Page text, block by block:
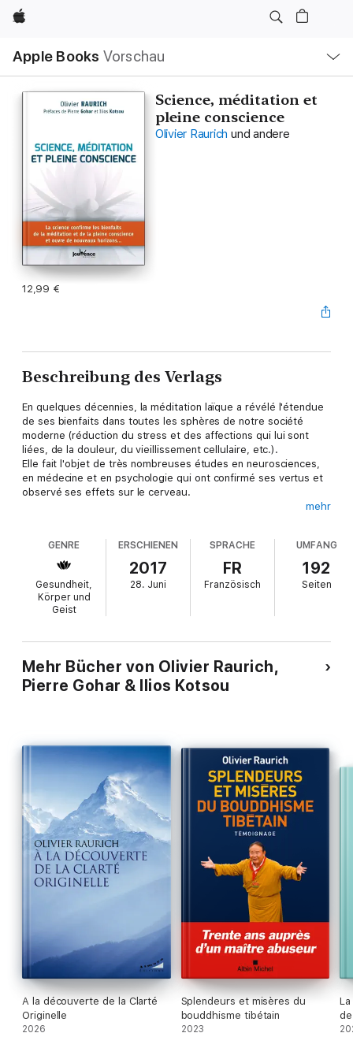
Apple
Apple Books Vorschau
Navigation
Menü
öffnen
Science, méditation et
pleine conscience
Olivier Raurich und andere
12,99 €
Beschreibung des Verlags
En quelques décennies, la méditation laïque a révélé l'étendue
de ses bienfaits dans toutes les sphères de notre société
moderne (réduction du stress et des affections qui lui sont
liées, de la douleur, du vieillissement cellulaire, etc.).
Elle fait l'objet de très nombreuses études en neurosciences,
en médecine et en psychologie qui ont confirmé ses vertus et
observé ses effets sur le cerveau.
nous fait toucher du doigt tout ce que la méditation peut nous
apporter, individuellement et collectivement, pour la paix et le
mehr
GENRE
Gesundheit,
Körper und
Geist
ERSCHIENEN
2017
28. Juni
SPRACHE
FR
Französisch
UMFANG
192
Seiten
Mehr Bücher von Olivier Raurich,
Pierre Gohar & Ilios Kotsou
A la découverte de la Clarté
Originelle
2026
Splendeurs et misères du
bouddhisme tibétain
2023